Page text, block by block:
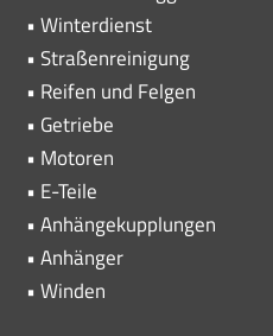
• Winterdienst
• Straßenreinigung
• Reifen und Felgen
• Getriebe
• Motoren
• E-Teile
• Anhängekupplungen
• Anhänger
• Winden